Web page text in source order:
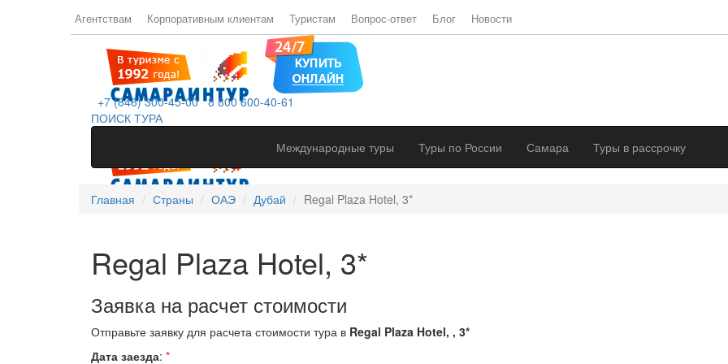
Агентствам Корпоративным клиентам Туристам Вопрос-ответ Блог Новости
+7 (846) 300-45-00 8 800 600-40-61
ПОИСК ТУРА
Международные туры
Туры по России Самара Туры в рассрочку
Главная Страны ОАЭ Дубай Regal Plaza Hotel, 3*
Regal Plaza Hotel, 3*
Заявка на расчет стоимости
Отправьте заявку для расчета стоимости тура в Regal Plaza Hotel, , 3*
Дата заезда: *